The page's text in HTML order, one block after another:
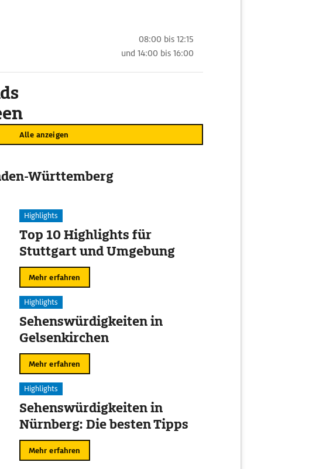
08:00 bis 12:15
und 14:00 bis 16:00
Alle anzeigen
Württemberg
Highlights
Top 10 Highlights für
Stuttgart und Umgebung
Mehr erfahren
Highlights
Sehenswürdigkeiten in
Gelsenkirchen
Mehr erfahren
Highlights
Sehenswürdigkeiten in
Nürnberg: Die besten Tipps
Mehr erfahren